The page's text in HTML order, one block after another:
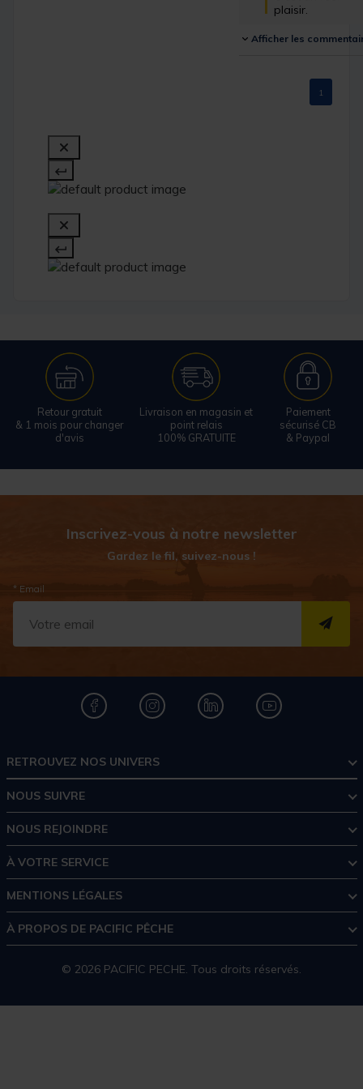
plaisir.
Afficher les
1
Retour gratuit
& 1 mois pour changer
d'avis
Livraison en magasin et
point relais
100% GRATUITE
Paiement
sécurisé CB
& Paypal
Inscrivez-vous à notre newsletter
Gardez le fil, suivez-nous !
* Email
RETROUVEZ NOS UNIVERS
NOUS SUIVRE
NOUS REJOINDRE
À VOTRE SERVICE
MENTIONS LÉGALES
À PROPOS DE PACIFIC PÊCHE
© 2026 PACIFIC PECHE. Tous droits réservés.